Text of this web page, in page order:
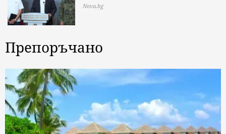
Nova.bg
Препоръчано